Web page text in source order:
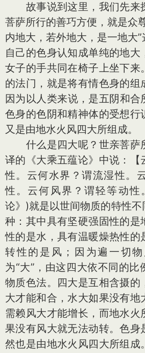
故事说到这里，我们先来
菩萨所行的善巧方便，就是众
内地大，若外地大，是一地大
自己的色身认知成单纯的地大
女子的手共同在椅子上坐下来
的法门，就是将有情色身的组
因为以人类来说，是五阴和
色身的色阴和精神体的受想行
又是由地水火风四大所组成。
什么是四大呢？世亲菩萨
译的《大乘五蕴论》中说：【
性。云何水界？谓流湿性。
性。云何风界？谓轻等动性
论》)就是以世间物质的特性
种：其中具有坚硬强固性的是
性的是水，具有温暖燥热性的
转性的是风；因为遍一切
为“大”，由这四大依不同的比
物质色法。四大是互相含摄的
大才能和合，水大如果没有地
需赖风大才能增长，而地水火
果没有风大就无法动转。色身
然也是由地水火风四大所组成